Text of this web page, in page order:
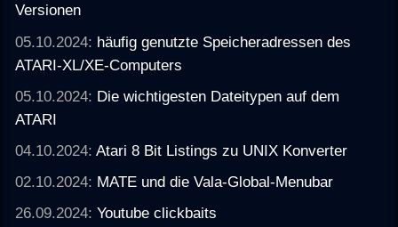
Versionen
05.10.2024: häufig genutzte Speicheradressen des
ATARI-XL/XE-Computers
05.10.2024: Die wichtigesten Dateitypen auf dem
ATARI
04.10.2024:Atari 8 Bit Listings zu UNIX Konverter
02.10.2024: MATE und die Vala-Global-Menubar
26.09.2024:Youtube clickbaits